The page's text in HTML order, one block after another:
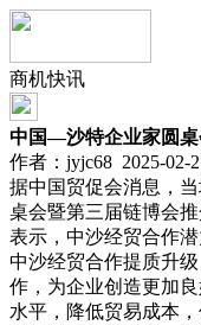
商机快讯
中国—沙特企业家圆桌
作者：jyjc68 2025-02-
据中国贸促会消息，
桌会暨第三届链博会
表示，中沙经贸合作
中沙经贸合作提质升
作，为企业创造更加
水平，降低贸易成本